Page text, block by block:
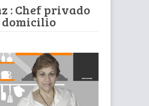
: Chef privado
domicilio